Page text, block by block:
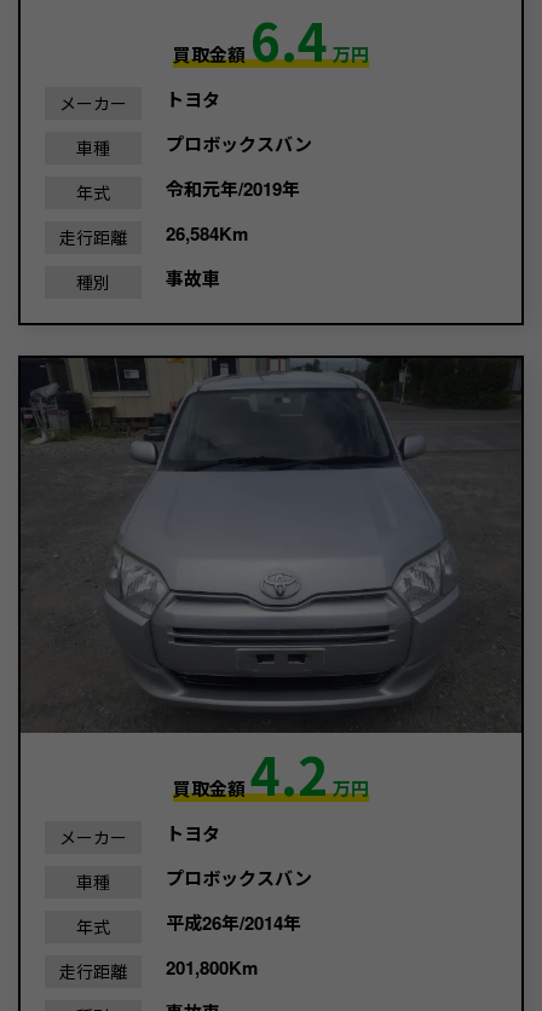
買取金額6.4万円
メーカー トヨタ
車種 プロボックスバン
年式 令和元年/2019年
走行距離 26,584Km
種別 事故車
買取金額4.2万円
メーカー トヨタ
車種 プロボックスバン
年式 平成26年/2014年
走行距離 201,800Km